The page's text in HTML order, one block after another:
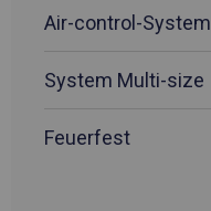
Air-control-System
System Multi-size
Feuerfest